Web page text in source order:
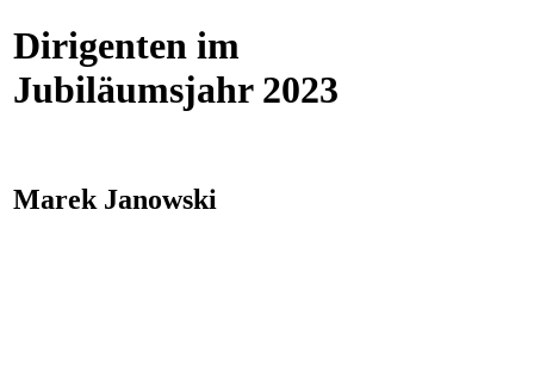
Dirigenten im
Jubiläumsjahr 2023
Marek Janowski